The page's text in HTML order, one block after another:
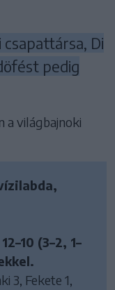
Di
pedig
a világbajnoki
(3–2, 1–
3, Fekete 1,